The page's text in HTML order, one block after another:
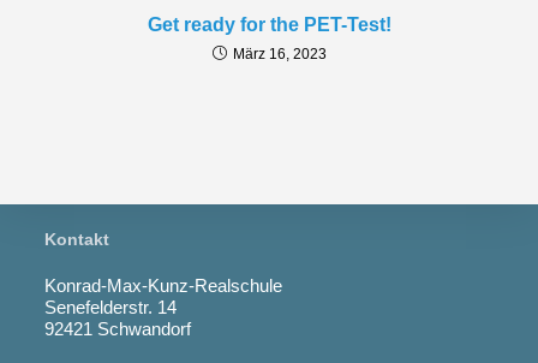
Get ready for the PET-Test!
März 16, 2023
Kontakt
Konrad-Max-Kunz-Realschule
Senefelderstr. 14
92421 Schwandorf